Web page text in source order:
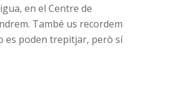
en el Centre de
També us recordem
es poden trepitjar, però sí